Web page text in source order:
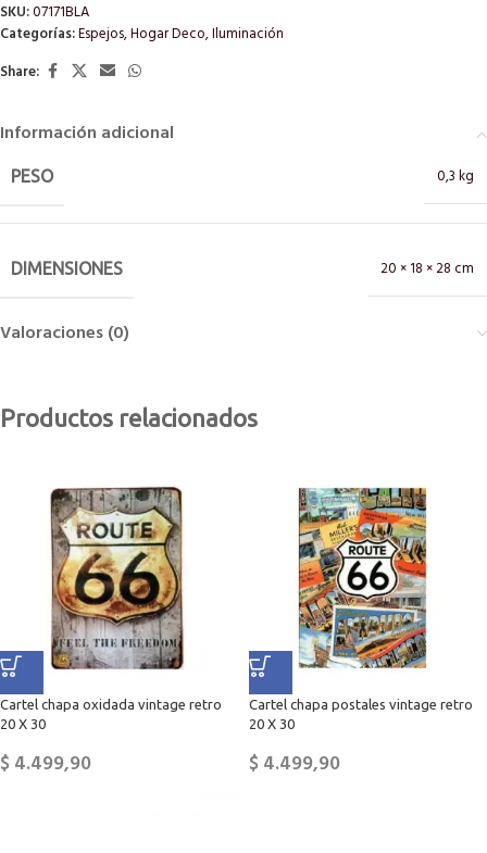
SKU:07171BLA
Categorías:Espejos,Hogar Deco,Iluminación
Share:
Información adicional
PESO 0,3 kg
DIMENSIONES 20 × 18 × 28 cm
Valoraciones (0)
Productos relacionados
Cartel chapa oxidada vintage retro
20 X 30
$4.499,90
Cartel chapa postales vintage retro
20 X 30
$4.499,90